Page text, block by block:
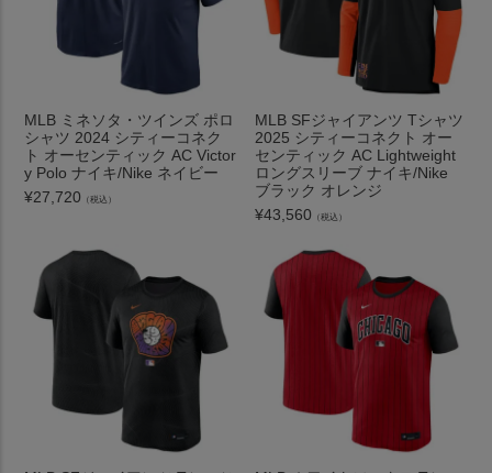
MLB ミネソタ・ツインズ ポロ
シャツ 2024 シティーコネク
ト オーセンティック AC Victor
y Polo ナイキ/Nike ネイビー
¥27,720 （税込）
MLB SFジャイアンツ Tシャツ
2025 シティーコネクト オー
センティック AC Lightweight
ロングスリーブ ナイキ/Nike
ブラック オレンジ
¥43,560 （税込）